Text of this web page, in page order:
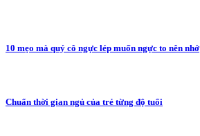
10 mẹo mà quý cô ngực lép muốn ngực to nên nhớ
Chuẩn thời gian ngủ của trẻ từng độ tuổi